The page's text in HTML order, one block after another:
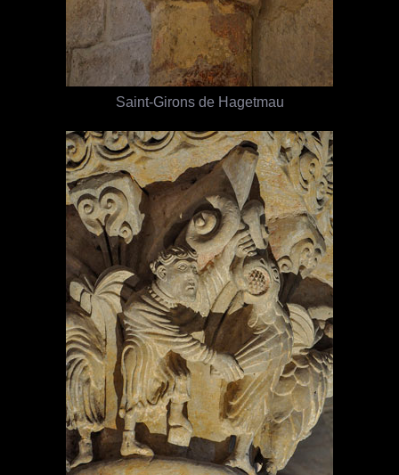
Saint-Girons de Hagetmau